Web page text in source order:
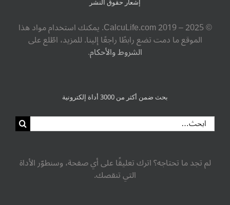
إشعار حقوق النشر
© ‎CalcuLife.com‎ 2019 – 2025. يمكنك استخدام مواد هذا
الموقع ما دمت تضع رابطًا راجعًا إلينا. للمزيد، اطّلع على
الشروط والأحكام.
بحث ضمن أكثر من 3000 أداة إلكترونية
البحث
عن:
لم تجد ما تحتاجه؟ اترك تعليقًا على أي صفحة، وسنطوّر الأداة
التي تنقصك.